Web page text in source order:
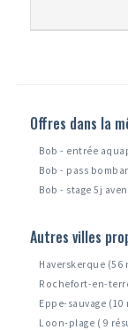
Offres dans la
Bob - entrée
Bob - pass
Bob - stage 5j
Autres villes
Haverskerque (56
Rochefort-en-
Eppe-sauvage
Loon-plage ( 9